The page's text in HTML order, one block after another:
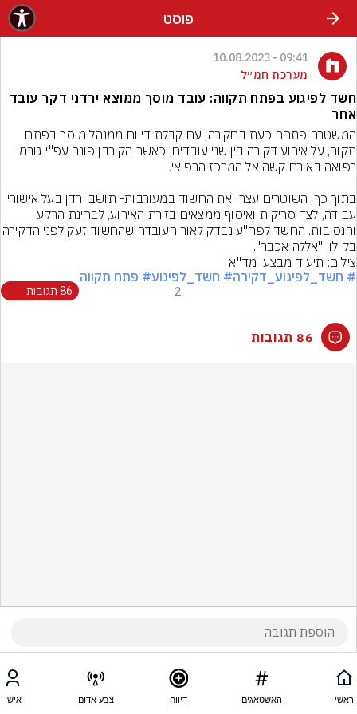
פוסט
09:41 - 10.08.2023
מערכת חמ״ל
חשד לפיגוע בפתח תקווה: עובד מוסך ממוצא ירדני דקר עובד
אחר
בקולו: "אללה אכבר".
צילום: תיעוד מבצעי מד"א
# חשד_לפיגוע_דקירה# חשד_לפיגוע# פתח תקווה
2 86 תגובות
86 תגובות
ראשי האשטאגים דיווח צבע אדום אישי